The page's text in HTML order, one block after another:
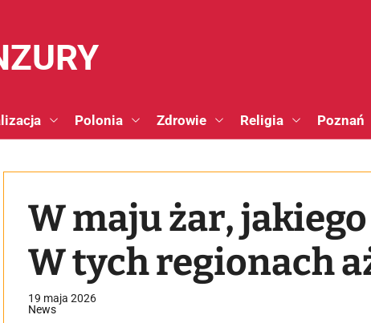
Polonia Zdrowie Religia Poznań
W maju żar,
W tych regionach
19 maja 2026
News